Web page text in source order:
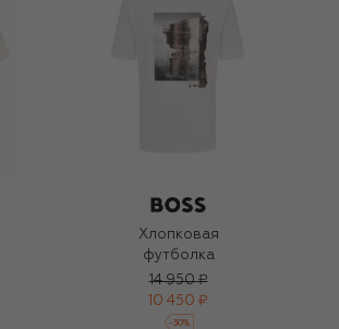
Хлопковая
футболка
14 950 ₽
10 450 ₽
-30%